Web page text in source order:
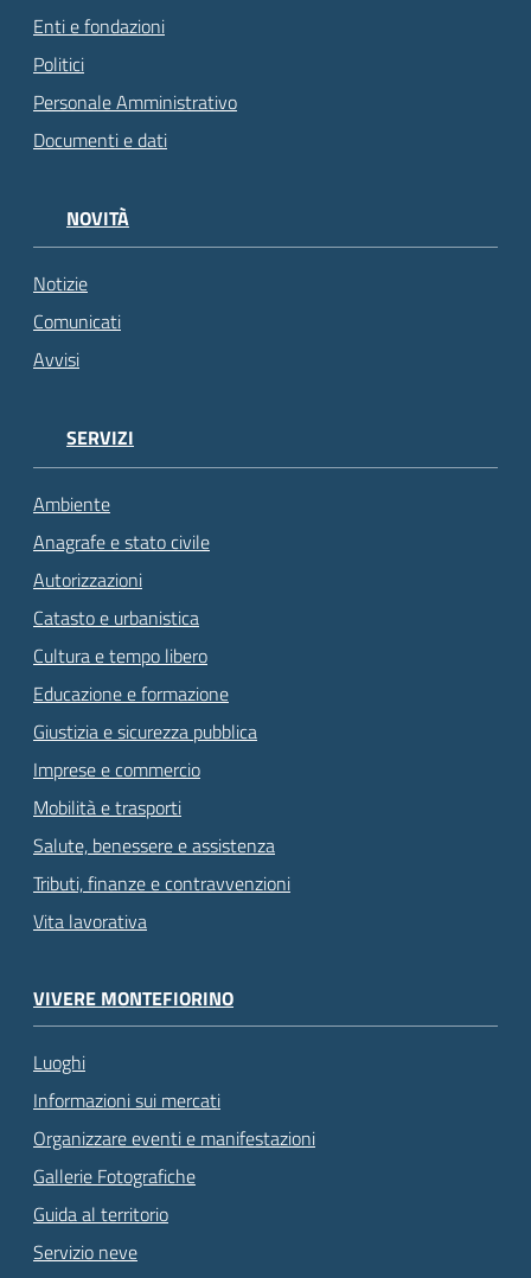
Enti e fondazioni
Politici
Personale Amministrativo
Documenti e dati
NOVITÀ
Notizie
Comunicati
Avvisi
SERVIZI
Ambiente
Anagrafe e stato civile
Autorizzazioni
Catasto e urbanistica
Cultura e tempo libero
Educazione e formazione
Giustizia e sicurezza pubblica
Imprese e commercio
Mobilità e trasporti
Salute, benessere e assistenza
Tributi, finanze e contravvenzioni
Vita lavorativa
VIVERE MONTEFIORINO
Luoghi
Informazioni sui mercati
Organizzare eventi e manifestazioni
Gallerie Fotografiche
Guida al territorio
Servizio neve